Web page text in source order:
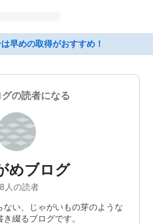
早めの取得がおすすめ！
の読者になる
めブログ
人の読者
い、じゃがいもの芽のような
綴るブログです。